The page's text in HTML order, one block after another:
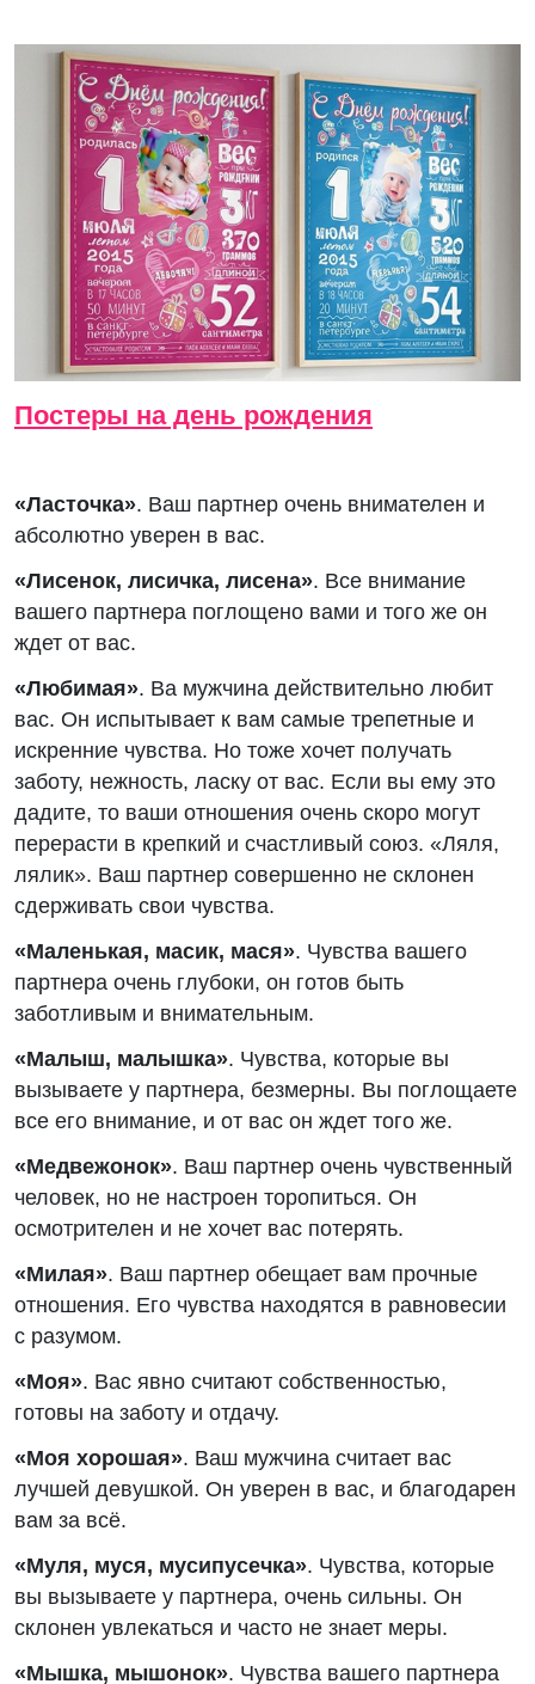
Постеры на день рождения
«Ласточка». Ваш партнер очень внимателен и
абсолютно уверен в вас.
«Лисенок, лисичка, лисена». Все внимание
вашего партнера поглощено вами и того же он
ждет от вас.
«Любимая». Ва мужчина действительно любит
вас. Он испытывает к вам самые трепетные и
искренние чувства. Но тоже хочет получать
заботу, нежность, ласку от вас. Если вы ему это
дадите, то ваши отношения очень скоро могут
перерасти в крепкий и счастливый союз. «Ляля,
лялик». Ваш партнер совершенно не склонен
сдерживать свои чувства.
«Маленькая, масик, мася». Чувства вашего
партнера очень глубоки, он готов быть
заботливым и внимательным.
«Малыш, малышка». Чувства, которые вы
вызываете у партнера, безмерны. Вы поглощаете
все его внимание, и от вас он ждет того же.
«Медвежонок». Ваш партнер очень чувственный
человек, но не настроен торопиться. Он
осмотрителен и не хочет вас потерять.
«Милая». Ваш партнер обещает вам прочные
отношения. Его чувства находятся в равновесии
с разумом.
«Моя». Вас явно считают собственностью,
готовы на заботу и отдачу.
«Моя хорошая». Ваш мужчина считает вас
лучшей девушкой. Он уверен в вас, и благодарен
вам за всё.
«Муля, муся, мусипусечка». Чувства, которые
вы вызываете у партнера, очень сильны. Он
склонен увлекаться и часто не знает меры.
«Мышка, мышонок». Чувства вашего партнера